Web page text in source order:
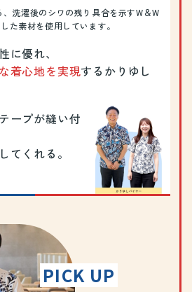
洗濯後のシワの残り具合を示すW＆W
た素材を使用しています。
に優れ、
着心地を実現するかりゆし
ープが縫い付
してくれる。
PICK UP